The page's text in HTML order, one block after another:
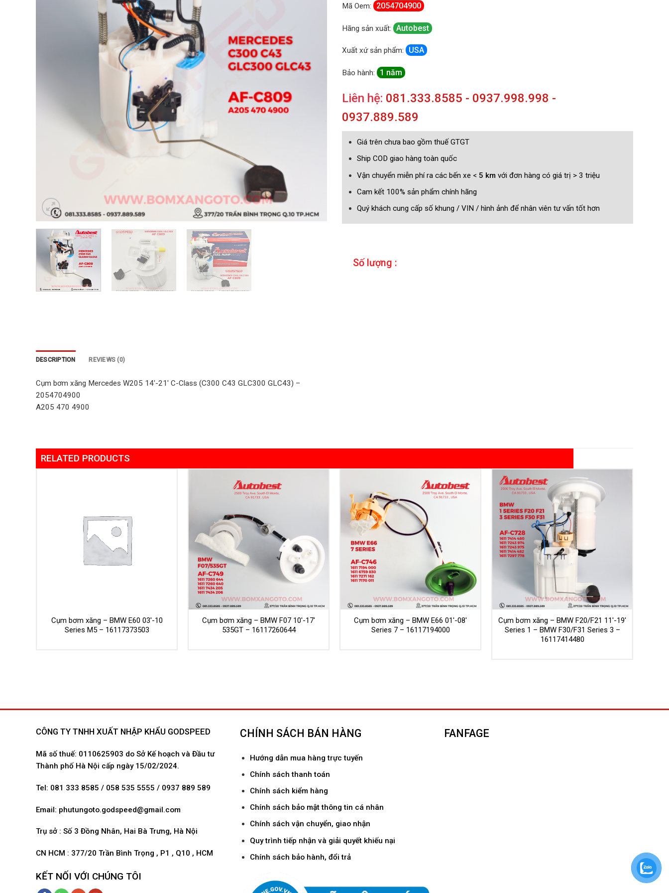
Mã Oem: 2054704900
Hãng sản xuất: Autobest
Xuất xứ sản phẩm: USA
Bảo hành: 1 năm
Liên hệ: 081.333.8585 - 0937.998.998 -
0937.889.589
Giá trên chưa bao gồm thuế GTGT
Ship COD giao hàng toàn quốc
Vận chuyển miễn phí ra các bến xe < 5 km với đơn hàng có giá trị > 3 triệu
Cam kết 100% sản phẩm chính hãng
Quý khách cung cấp số khung / VIN / hình ảnh để nhân viên tư vấn tốt hơn
Số lượng :
DESCRIPTION REVIEWS (0)
Cụm bơm xăng Mercedes W205 14′-21′ C-Class (C300 C43 GLC300 GLC43) –
2054704900
A205 470 4900
RELATED PRODUCTS
Cụm bơm xăng – BMW E60 03′-10
Series M5 – 16117373503
Cụm bơm xăng – BMW F07 10′-17′
535GT – 16117260644
Cụm bơm xăng – BMW E66 01′-08′
Series 7 – 16117194000
Cụm bơm xăng – BMW F20/F21 11′-19′
Series 1 – BMW F30/F31 Series 3 –
16117414480
CÔNG TY TNHH XUẤT NHẬP KHẨU GODSPEED
Mã số thuế: 0110625903 do Sở Kế hoạch và Đầu tư
Thành phố Hà Nội cấp ngày 15/02/2024.
Tel: 081 333 8585 / 058 535 5555 / 0937 889 589
Email: phutungoto.godspeed@gmail.com
Trụ sở : Số 3 Đồng Nhân, Hai Bà Trưng, Hà Nội
CN HCM : 377/20 Trần Bình Trọng , P1 , Q10 , HCM
KẾT NỐI VỚI CHÚNG TÔI
CHÍNH SÁCH BÁN HÀNG
Hướng dẫn mua hàng trực tuyến
Chính sách thanh toán
Chính sách kiểm hàng
Chính sách bảo mật thông tin cá nhân
Chính sách vận chuyển, giao nhận
Quy trình tiếp nhận và giải quyết khiếu nại
Chính sách bảo hành, đổi trả
FANFAGE